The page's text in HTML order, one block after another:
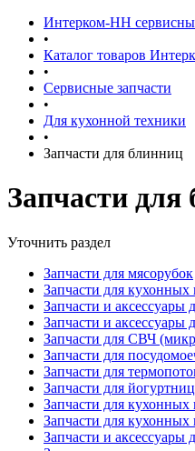
Интерком-НН
•
Каталог товаров
•
Сервисные запчасти
•
Для кухонной техники
•
Запчасти для блинниц
Запчасти для
Уточнить раздел
Запчасти для мясорубок
Запчасти для кухонных
Запчасти и аксессуары
Запчасти и аксессуары
Запчасти для СВЧ
Запчасти для
Запчасти для
Запчасти для йогуртниц
Запчасти для
Запчасти для кухонных
Запчасти и аксессуары